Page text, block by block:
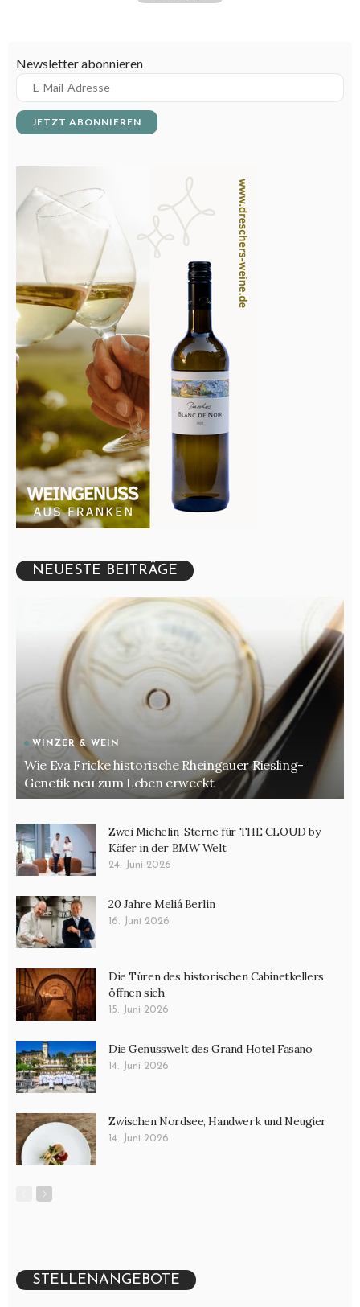
Newsletter abonnieren
NEUESTE BEITRÄGE
WINZER & WEIN
Wie Eva Fricke historische Rheingauer Riesling-
Genetik neu zum Leben erweckt
Zwei Michelin-Sterne für THE CLOUD by
Käfer in der BMW Welt
24. Juni 2026
20 Jahre Meliá Berlin
16. Juni 2026
Die Türen des historischen Cabinetkellers
öffnen sich
15. Juni 2026
Die Genusswelt des Grand Hotel Fasano
14. Juni 2026
Zwischen Nordsee, Handwerk und Neugier
14. Juni 2026
STELLENANGEBOTE